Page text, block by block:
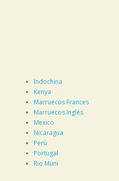
Indochina
Kenya
Marruecos Frances
Marruecos Inglés
Mexico
Nicaragua
Perú
Portugal
Rio Muni